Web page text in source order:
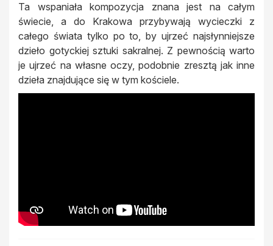
Ta wspaniała kompozycja znana jest na całym
świecie, a do Krakowa przybywają wycieczki z
całego świata tylko po to, by ujrzeć najsłynniejsze
dzieło gotyckiej sztuki sakralnej. Z pewnością warto
je ujrzeć na własne oczy, podobnie zresztą jak inne
dzieła znajdujące się w tym kościele.